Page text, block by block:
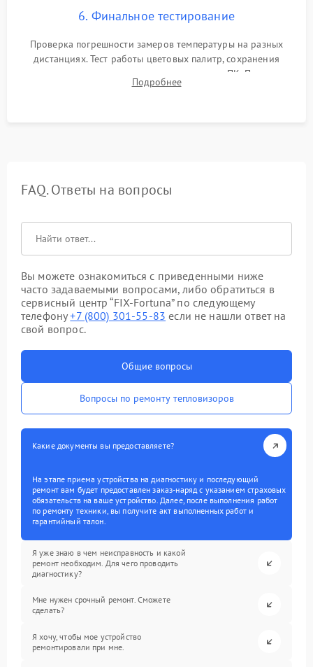
6. Финальное тестирование
Проверка погрешности замеров температуры на разных
дистанциях. Тест работы цветовых палитр, сохранения
термограмм в память и передачи данных на ПК. Проверка
автономности работы и итоговый контроль качества.
Подробнее
FAQ. Ответы на вопросы
Вы можете ознакомиться с приведенными ниже
часто задаваемыми вопросами, либо обратиться в
сервисный центр “FIX-Fortuna” по следующему
телефону+7 (800) 301-55-83 если не нашли ответ на
свой вопрос.
Общие вопросы
Вопросы по ремонту тепловизоров
Какие документы вы предоставляете?
На этапе приема устройства на диагностику и последующий
ремонт вам будет предоставлен заказ-наряд с указанием страховых
обязательств на ваше устройство. Далее, после выполнения работ
по ремонту техники, вы получите акт выполненных работ и
гарантийный талон.
Я уже знаю в чем неисправность и какой
ремонт необходим. Для чего проводить
диагностику?
Мне нужен срочный ремонт. Сможете
сделать?
Я хочу, чтобы мое устройство
ремонтировали при мне.